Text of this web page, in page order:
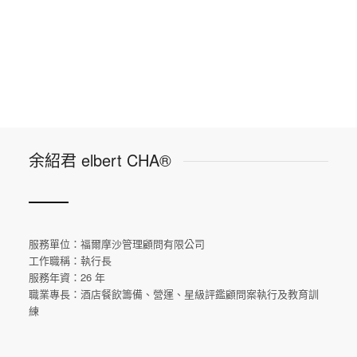
余紹君 elbert CHA®
服務單位：福爾摩沙管理顧問有限公司
工作職稱：執行長
服務年資：26 年
職業專長：酒店餐飲籌備、營運、星級評鑑顧問案執行及教育訓
練